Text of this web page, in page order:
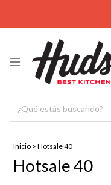
Inicio > Hotsale 40
Hotsale 40